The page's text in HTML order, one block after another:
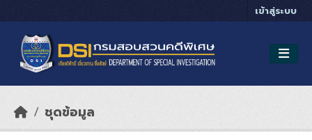
เข้าสู่ระบบ
ชุดข้อมูล